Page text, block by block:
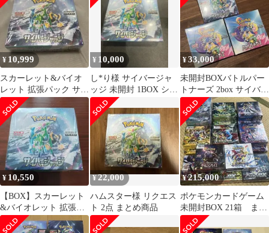
¥ 10,999
スカーレット&バイオ
レット 拡張パック サイ
バージャッジ シュリン
ク付き
¥ 10,000
し*り様 サイバージャ
ッジ 未開封 1BOX シュ
リンク付き
¥33,000
未開封BOXバトルパー
トナーズ 2box サイバー
ジャッジ1box
¥ 10,550
【BOX】スカーレット
&バイオレット 拡張パ
ック サイバージャッ
ジ シュリンク有
¥22,000
ハムスター様 リクエス
ト 2点 まとめ商品
¥215,000
ポケモンカードゲーム
未開封BOX 21箱 まと
め売り